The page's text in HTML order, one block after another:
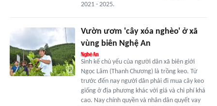
2021 - 2025.
Vườn ươm 'cây xóa nghèo' ở xã
vùng biên Nghệ An
Sinh kế chủ yếu của người dân xã biên giới
Ngọc Lâm (Thanh Chương) là trồng keo. Từ
trước đến nay người dân phải đi mua cây keo
giống ở địa phương khác với giá và chi phí khá
cao. Nay chính quyền và nhân dân quyết vay